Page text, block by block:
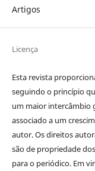
Artigos
Licença
Esta revista
seguindo o princípio
um maior intercâmbio
associado a um
autor. Os direitos
são de propriedade
para o periódico. Em